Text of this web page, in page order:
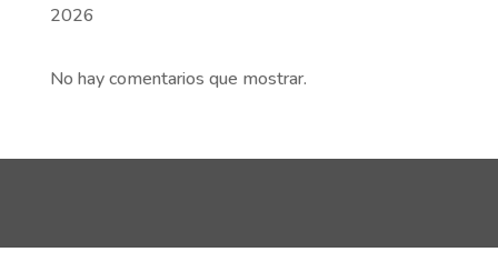
2026
No hay comentarios que mostrar.